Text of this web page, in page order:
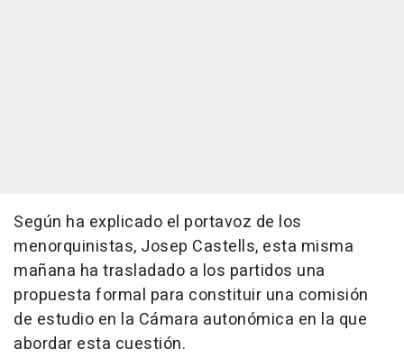
Según ha explicado el portavoz de los
menorquinistas, Josep Castells, esta misma
mañana ha trasladado a los partidos una
propuesta formal para constituir una comisión
de estudio en la Cámara autonómica en la que
abordar esta cuestión.